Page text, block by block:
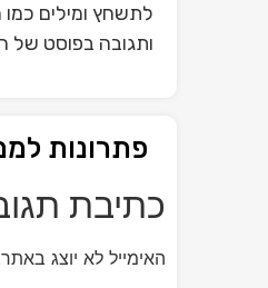
לתשחץ ומילים
ותגובה בפוסט של
פתרונות
כתיבת
האימייל לא יוצג